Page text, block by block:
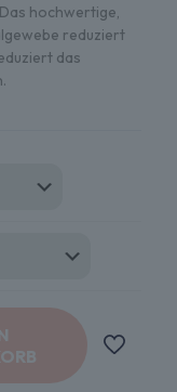
hochwertige,
reduziert
das